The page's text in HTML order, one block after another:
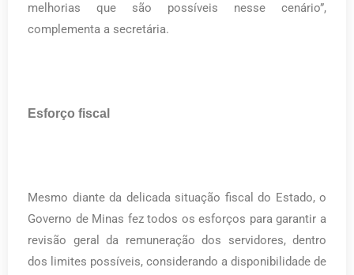
melhorias que são possíveis nesse cenário”,
complementa a secretária.
Esforço fiscal
Mesmo diante da delicada situação fiscal do Estado, o
Governo de Minas fez todos os esforços para garantir a
revisão geral da remuneração dos servidores, dentro
dos limites possíveis, considerando a disponibilidade de